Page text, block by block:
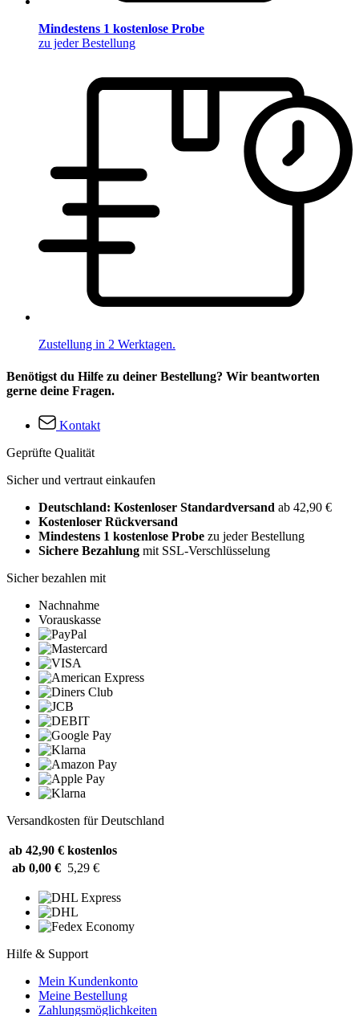
Mindestens 1 kostenlose Probe
zu jeder Bestellung
Zustellung in 2 Werktagen.
Benötigst du Hilfe zu deiner Bestellung? Wir beantworten
gerne deine Fragen.
Kontakt
Geprüfte Qualität
Sicher und vertraut einkaufen
Deutschland: Kostenloser Standardversand ab 42,90 €
Kostenloser Rückversand
Mindestens 1 kostenlose Probe zu jeder Bestellung
Sichere Bezahlung mit SSL-Verschlüsselung
Sicher bezahlen mit
Nachnahme
Vorauskasse
Versandkosten für Deutschland
ab 42,90 € kostenlos
ab 0,00 € 5,29 €
Hilfe & Support
Mein Kundenkonto
Meine Bestellung
Zahlungsmöglichkeiten